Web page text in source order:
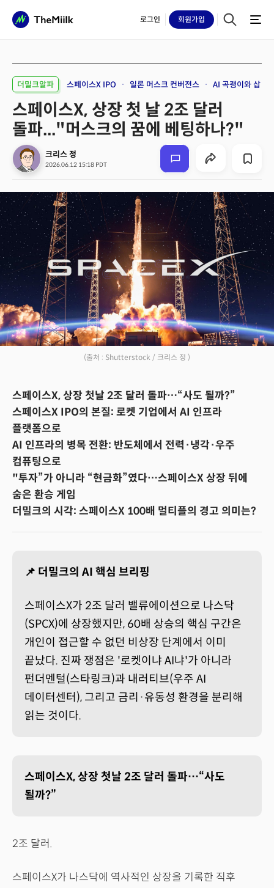
로그인 회원가입
더밀크알파 스페이스X IPO 일론 머스크 컨버전스 AI 곡괭이와 삽
스페이스X, 상장 첫 날 2조 달러
돌파..."머스크의 꿈에 베팅하나?"
크리스 정
2026.06.12 15:18 PDT
(출처 : Shutterstock / 크리스 정 )
스페이스X, 상장 첫날 2조 달러 돌파…“사도 될까?”
스페이스X IPO의 본질: 로켓 기업에서 AI 인프라
플랫폼으로
AI 인프라의 병목 전환: 반도체에서 전력·냉각·우주
컴퓨팅으로
"투자”가 아니라 “현금화”였다…스페이스X 상장 뒤에
숨은 환승 게임
더밀크의 시각: 스페이스X 100배 멀티플의 경고 의미는?
📌 더밀크의 AI 핵심 브리핑
스페이스X가 2조 달러 밸류에이션으로 나스닥
(SPCX)에 상장했지만, 60배 상승의 핵심 구간은
개인이 접근할 수 없던 비상장 단계에서 이미
끝났다. 진짜 쟁점은 '로켓이냐 AI냐'가 아니라
펀더멘털(스타링크)과 내러티브(우주 AI
데이터센터), 그리고 금리·유동성 환경을 분리해
읽는 것이다.
스페이스X, 상장 첫날 2조 달러 돌파…“사도
될까?”
2조 달러.
스페이스X가 나스닥에 역사적인 상장을 기록한 직후